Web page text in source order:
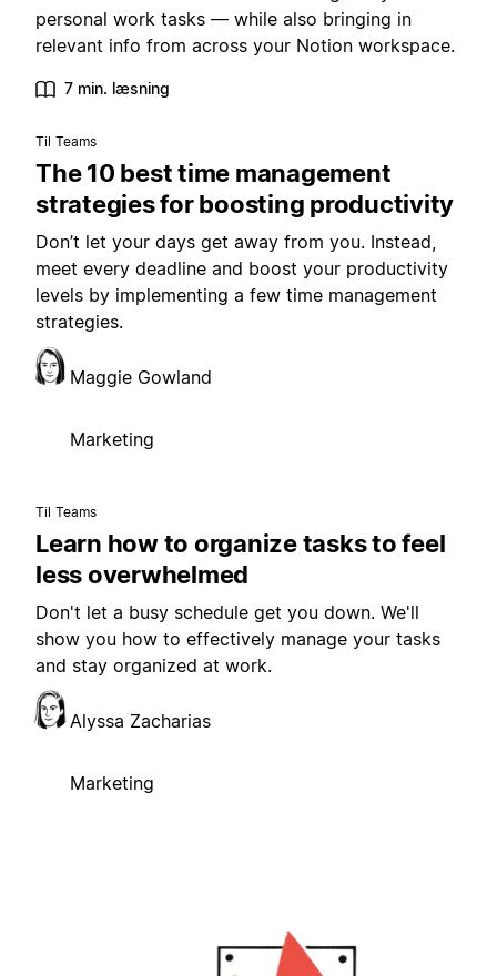
personal work tasks — while also bringing in
relevant info from across your Notion workspace.
7 min. læsning
Til Teams
The 10 best time management
strategies for boosting productivity
Don’t let your days get away from you. Instead,
meet every deadline and boost your productivity
levels by implementing a few time management
strategies.
Maggie Gowland
Marketing
Til Teams
Learn how to organize tasks to feel
less overwhelmed
Don't let a busy schedule get you down. We'll
show you how to effectively manage your tasks
and stay organized at work.
Alyssa Zacharias
Marketing